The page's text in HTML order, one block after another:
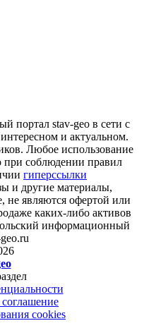
портал stav-geo в сети с
и актуальном.
Любое использование
при соблюдении правил
гиперссылки
и другие материалы,
не являются офертой или
каких-либо активов
информационный
соглашение
cookies